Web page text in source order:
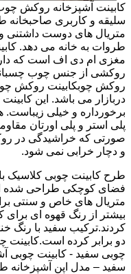
کابینت آشپزخانه روکش
سلیقه و کاربری
متریال های دوست
طروات به خانه می دهد.
مغزی ام دی اف است که
روکشی از جنس چوب
روکش چوبکابینت روکش
دربازار می باشد. این
برخورداره و خیلی زیباست.
پلی استر و پلی اورتان
صورتی که خراشیدگی در
و دچار خرابی نمی شود.
طرح کابینت چوبی کلاسیک
فضای کوچکی طراحی شده
متریال های خاص و سنتی
بیشتر از رنگ قهوه ای
کردند.ترکیب سفید با رنگ
دو برابر کرده
چوبی سفید - کابینت چوبی
سفید – مدل اپن آشپزخانه